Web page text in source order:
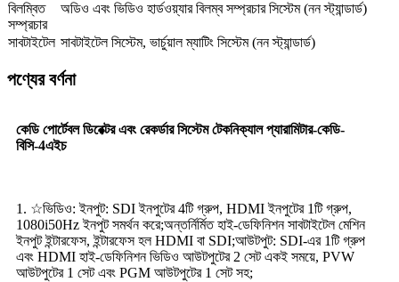
বিলম্বিত
সম্প্রচার
অডিও এবং ভিডিও হার্ডওয়্যার বিলম্ব সম্প্রচার সিস্টেম (নন স্ট্যান্ডার্ড)
সাবটাইটেল সাবটাইটেল সিস্টেম, ভার্চুয়াল ম্যাটিং সিস্টেম (নন স্ট্যান্ডার্ড)
পণ্যের বর্ণনা
কেডি পোর্টেবল ডিরেক্টর এবং রেকর্ডার সিস্টেম টেকনিক্যাল প্যারামিটার-কেডি-
বিসি-4এইচ
1. ☆ভিডিও: ইনপুট: SDI ইনপুটের 4টি গ্রুপ, HDMI ইনপুটের 1টি গ্রুপ,
1080i50Hz ইনপুট সমর্থন করে;অন্তর্নির্মিত হাই-ডেফিনিশন সাবটাইটেল মেশিন
ইনপুট ইন্টারফেস, ইন্টারফেস হল HDMI বা SDI;আউটপুট: SDI-এর 1টি গ্রুপ
এবং HDMI হাই-ডেফিনিশন ভিডিও আউটপুটের 2 সেট একই সময়ে, PVW
আউটপুটের 1 সেট এবং PGM আউটপুটের 1 সেট সহ;